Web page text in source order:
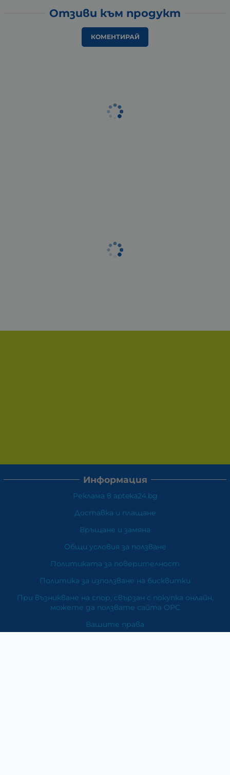
Отзиви към продукт
КОМЕНТИРАЙ
Информация
Реклама в apteka24.bg
Доставка и плащане
Връщане и замяна
Общи условия за ползване
Политиката за поверителност
Политика за използване на бисквитки
При възникване на спор, свързан с покупка онлайн,
можете да ползвате сайта ОРС
Вашите права